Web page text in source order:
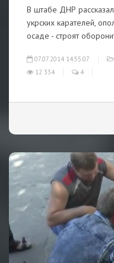
В штабе ДНР
укрских карателей,
осаде - строят
07.07.2014 14:55:07
12 334
4